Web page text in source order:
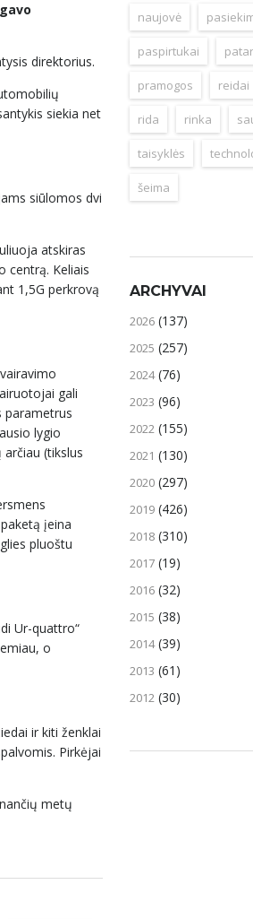
direktorius.
siekia net
siūlomos dvi
atskiras
centrą. Keliais
1,5G perkrovą
gali
parametrus
lygio
(tikslus
įeina
pluoštu
Ur-quattro“
o
ir kiti ženklai
Pirkėjai
metų
naujovė
paspirtukai
pramogos reidai
rida rinka
taisyklės
šeima
ARCHYVAI
2026 (137)
2025 (257)
2024(76)
2023 (96)
2022 (155)
2021 (130)
2020 (297)
2019 (426)
2018 (310)
2017 (19)
2016 (32)
2015 (38)
2014(39)
2013 (61)
2012 (30)